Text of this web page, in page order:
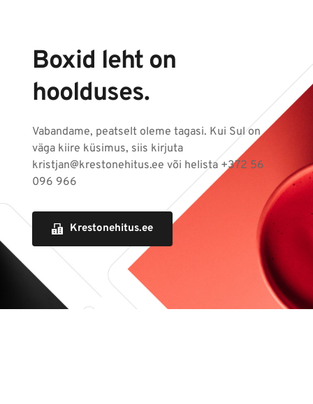
Boxid leht on
hoolduses.
Vabandame, peatselt oleme tagasi. Kui Sul on
väga kiire küsimus, siis kirjuta
kristjan@krestonehitus.ee või helista +372 56
096 966
Krestonehitus.ee